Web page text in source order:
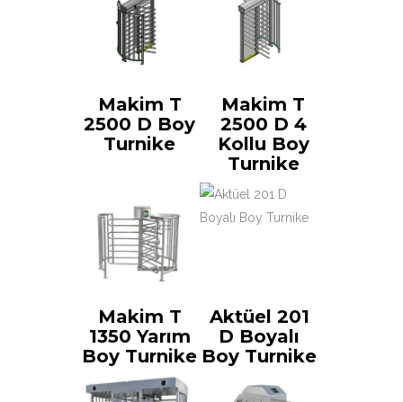
Makim T
2500 D Boy
Turnike
Makim T
2500 D 4
Kollu Boy
Turnike
Makim T
1350 Yarım
Boy Turnike
Aktüel 201
D Boyalı
Boy Turnike